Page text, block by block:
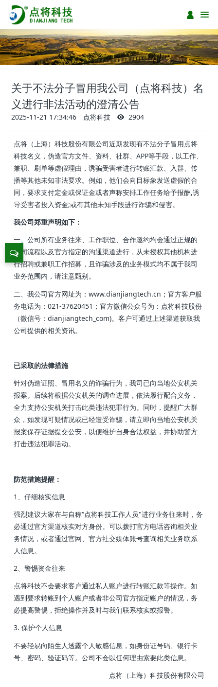
关于不法分子冒用我公司（点将科技）名
义进行非法活动的澄清公告
2025-11-21 17:34:46 点将科技 2904
点将（上海）科技股份有限公司近期发现有不法分子冒用点将
科技名义，伪造官方文件、资料、社群、APP等手段，以工作、
兼职、刷单等虚假理由，诱骗受害者进行转账汇款、入群、传
播等其他未知非法要求。例如，他们会向目标象发送虚假的合
同，要求支付定金或保证金或者声称安排工作任务给予报酬,诱
导受害者投入资金;或有其他未知手段进行诈骗和侵害。
我公司郑重声明如下：
一、公司所有业务往来、工作职位、合作邀约均会通过正规的
合同流程以及官方指定的沟通渠道进行，从未授权其他机构进
行招聘或兼职工作招募，且诈骗涉及的业务模式均不属于我司
业务范围内，请注意甄别。
二、我公司官方网址为：www.dianjiangtech.cn；官方客户服
务电话为：021-37620451；官方微信公众号为：点将科技股份
（微信号：dianjiangtech_com)。客户可通过上述渠道获取我
公司提供的相关资讯。
已采取的法律措施
针对伪造证照、冒用名义的诈骗行为，我司已向当地公安机关
报案。后续将根据公安机关的调查进展，依法履行配合义务，
全力支持公安机关打击此类违法犯罪行为。同时，提醒广大群
众，如发现可疑情况或已经遭受诈骗，请立即向当地公安机关
报案保存证据提交公安，以便维护自身合法权益，并协助警方
打击违法犯罪活动。
防范措施提醒：
1、仔细核实信息
强烈建议大家在与自称“点将科技工作人员"进行业务往来时，务
必通过官方渠道核实对方身份。可以拨打官方电话咨询相关业
务情况，或者通过官网、官方社交媒体账号查询相关业务联系
人信息。
2、警惕资金往来
点将科技不会要求客户通过私人账户进行转账汇款等操作。如
遇到要求转账到个人账户或者非公司官方指定账户的情况，务
必提高警惕，拒绝操作并及时与我们联系核实或报警。
3. 保护个人信息
不要轻易向陌生人透露个人敏感信息，如身份证号码、银行卡
号、密码、验证码等。公司不会以任何理由索要此类信息。
点将（上海）科技股份有限公司